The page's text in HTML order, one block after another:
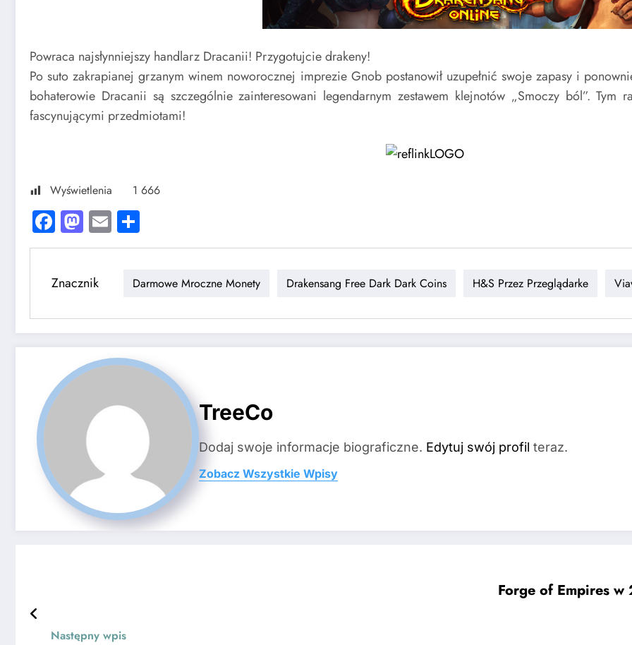
Powraca najsłynniejszy handlarz Dracanii! Przygotujcie drakeny!
Po suto zakrapianej grzanym winem noworocznej imprezie Gnob postanowił uzupełnić swoje zapasy i
bohaterowie Dracanii są szczególnie zainteresowani legendarnym zestawem klejnotów „Smoczy ból”.
fascynującymi przedmiotami!
Wyświetlenia 1 666
Facebook
Mastodon
Email
Znacznik Darmowe Mroczne Monety Drakensang Free Dark Dark Coins H&s Przez Przeglądarke
TreeCo
Dodaj swoje informacje biograficzne. Edytuj swój profil teraz.
Zobacz Wszystkie Wpisy
Forge of Empires
Następny wpis